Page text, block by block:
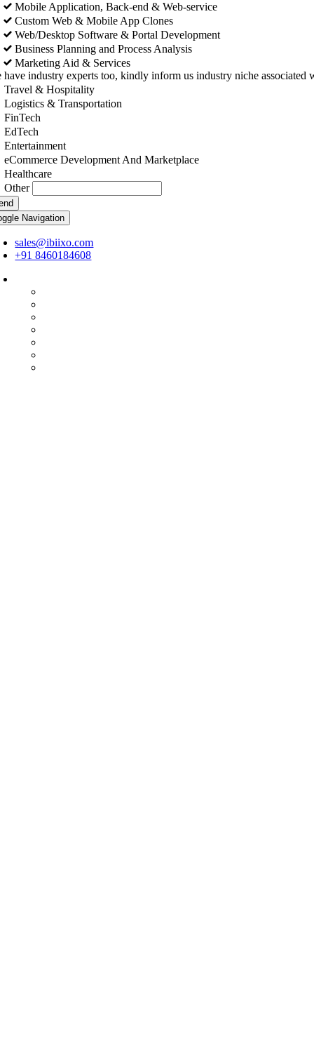
Mobile Application, Back-end & Web-service
Custom Web & Mobile App Clones
Web/Desktop Software & Portal Development
Business Planning and Process Analysis
Marketing Aid & Services
have industry experts too, kindly inform us industry niche associated
Travel & Hospitality
Logistics & Transportation
FinTech
EdTech
Entertainment
eCommerce Development And Marketplace
Healthcare
Other
Navigation
sales@ibiixo.com
+91 8460184608